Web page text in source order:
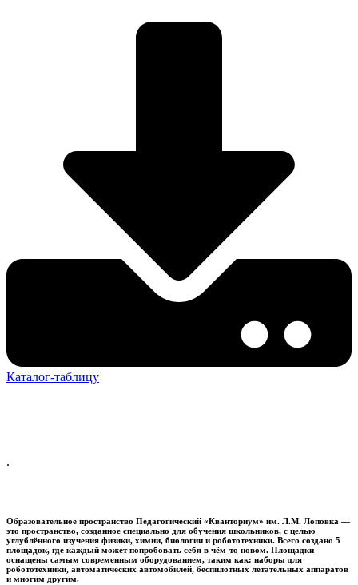
Каталог-таблицу
.
Образовательное пространство Педагогический «Кванториум» им. Л.М. Лоповка —
это пространство, созданное специально для обучения школьников, с целью
углублённого изучения физики, химии, биологии и робототехники. Всего создано 5
площадок, где каждый может попробовать себя в чём-то новом. Площадки
оснащены самым современным оборудованием, таким как: наборы для
робототехники, автоматических автомобилей, беспилотных летательных аппаратов
и многим другим.